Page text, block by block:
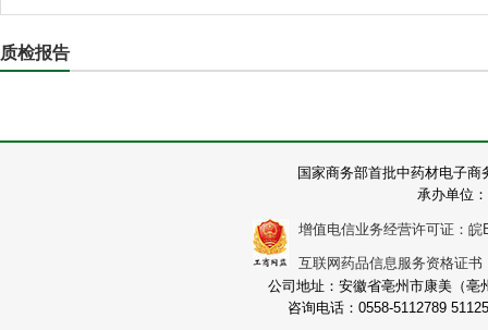
质检报告
国家商务部首批中药材电子
承办单位
增值电信业务经营许可证：皖
互联网药品信息服务资格证
公司地址：安徽省亳州市康美（
咨询电话：0558-5112789